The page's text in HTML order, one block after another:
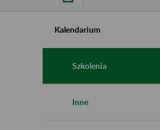
Kalendarium
Szkolenia
Inne